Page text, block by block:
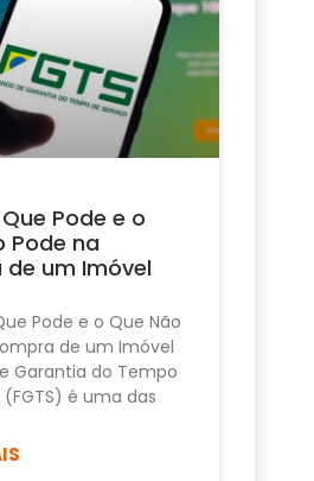
Que Pode e o
Pode na
um Imóvel
Pode e o Que Não
de um Imóvel
Garantia do Tempo
é uma das